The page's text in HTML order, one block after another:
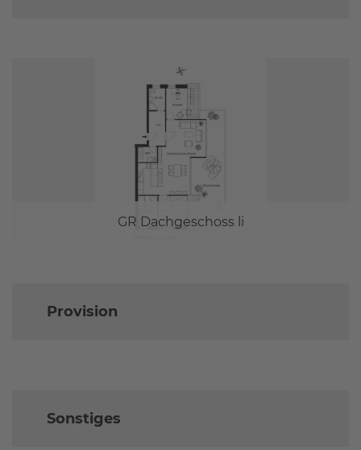
GR Dachgeschoss li
Provision
Sonstiges